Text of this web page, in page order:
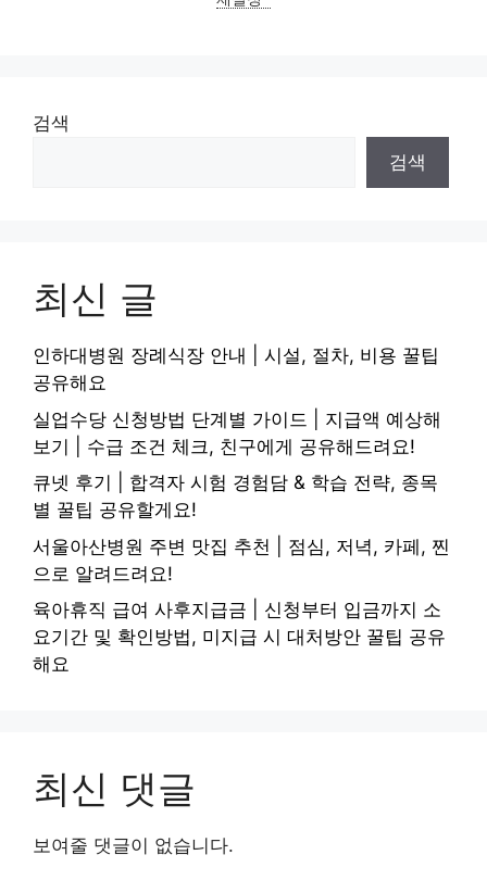
검색
검색
최신 글
인하대병원 장례식장 안내 | 시설, 절차, 비용 꿀팁
공유해요
실업수당 신청방법 단계별 가이드 | 지급액 예상해
보기 | 수급 조건 체크, 친구에게 공유해드려요!
큐넷 후기 | 합격자 시험 경험담 & 학습 전략, 종목
별 꿀팁 공유할게요!
서울아산병원 주변 맛집 추천 | 점심, 저녁, 카페, 찐
으로 알려드려요!
육아휴직 급여 사후지급금 | 신청부터 입금까지 소
요기간 및 확인방법, 미지급 시 대처방안 꿀팁 공유
해요
최신 댓글
보여줄 댓글이 없습니다.